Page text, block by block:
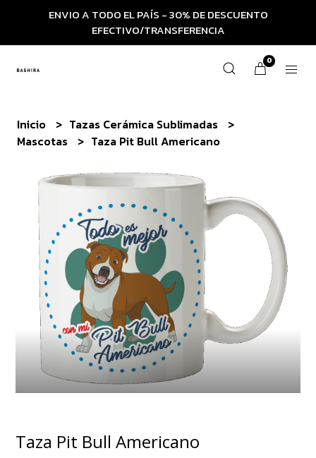
ENVIO A TODO EL PAÍS - 30% DE DESCUENTO
EFECTIVO/TRANSFERENCIA
0
Inicio
Tazas Cerámica Sublimadas
Mascotas
Taza Pit Bull Americano
Taza Pit Bull Americano